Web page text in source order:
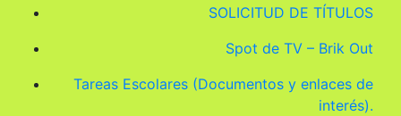
SOLICITUD DE TÍTULOS
Spot de TV – Brik Out
Tareas Escolares (Documentos y enlaces de
interés).